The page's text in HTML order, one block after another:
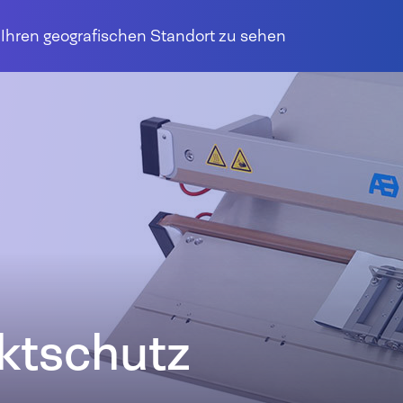
geografischen Standort zu sehen